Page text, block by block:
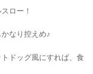
ロー！
なり控えめ♪
ドッグ風にすれば、食